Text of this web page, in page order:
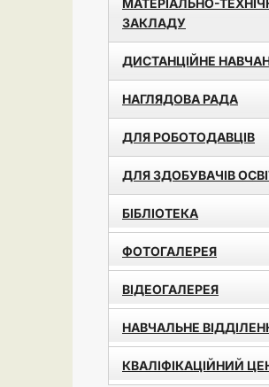
МАТЕРІАЛЬНО-
ЗАКЛАДУ
ДИСТАНЦІЙНЕ
НАГЛЯДОВА РАДА
ДЛЯ РОБОТОДАВЦІВ
ДЛЯ ЗДОБУВАЧІВ
БІБЛІОТЕКА
ФОТОГАЛЕРЕЯ
ВІДЕОГАЛЕРЕЯ
НАВЧАЛЬНЕ
КВАЛІФІКАЦІЙНИЙ